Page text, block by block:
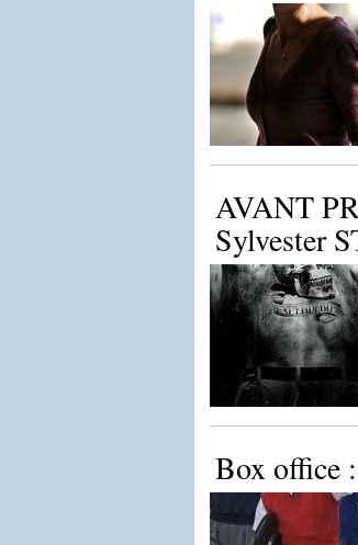
AVANT
Sylvester
Box office